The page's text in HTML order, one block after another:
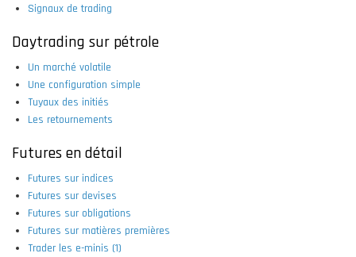
Signaux de trading
Daytrading sur pétrole
Un marché volatile
Une configuration simple
Tuyaux des initiés
Les retournements
Futures en détail
Futures sur indices
Futures sur devises
Futures sur obligations
Futures sur matières premières
Trader les e-minis (1)